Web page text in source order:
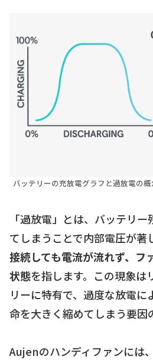
バッテリーの充放電グラフと過放電の
「過放電」とは、バッテリ
てしまうことで内部電圧が著
接続しても電流が流れず、フ
状態を指します。この現象は
リーに特有で、過度な放電に
命を大きく縮めてしまう要因
Aujenのハンディファンには